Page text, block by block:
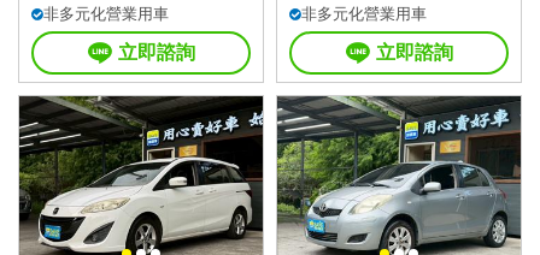
非多元化營業用車
立即諮詢
非多元化營業用車
立即諮詢